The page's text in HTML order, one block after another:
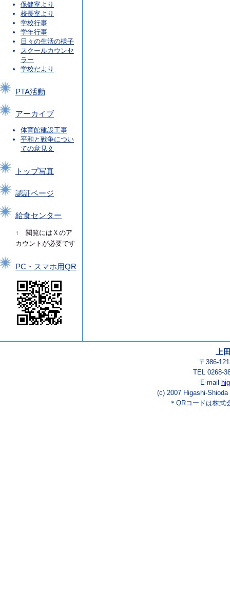
保健室より
校長室より
学校行事
学年行事
日々の生活の様子
スクールカウンセ
ラー
学校だより
PTA活動
アーカイブ
体育館建設工事
平和と戦争につい
ての意見文
トップ写真
認証ページ
給食センター
↑ 閲覧にはＸのア
カウントが必要です
PC・スマホ用QR
上
〒386-
TEL 0268-
E-mail
(c) 2007 Higashi-
＊QRコードは株式